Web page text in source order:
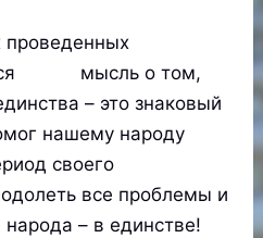
проведенных
мысль о том,
– это знаковый
нашему народу
своего
все проблемы и
– в единстве!